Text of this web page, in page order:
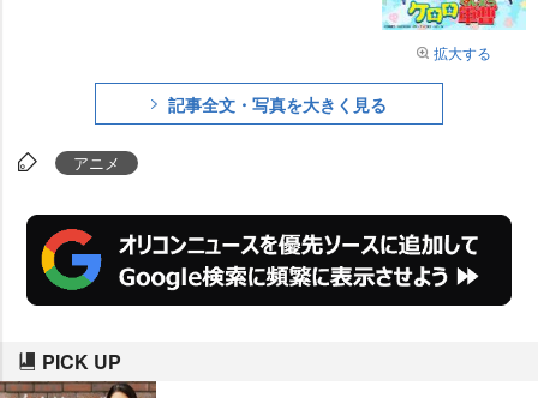
拡大する
記事全文・写真を大きく見る
アニメ
PICK UP